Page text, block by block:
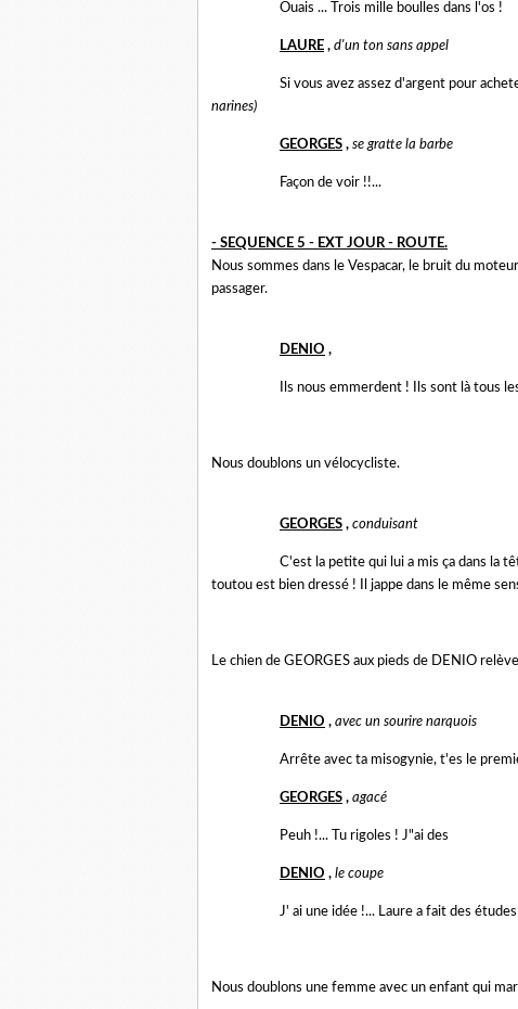
Ouais ... Trois mille boulles dans l'os !
LAURE , d'un ton sans appel
Si vous avez assez d'argent pour
narines)
GEORGES , se gratte la barbe
Façon de voir !!...
- SEQUENCE 5 - EXT JOUR - ROUTE.
Nous sommes dans le Vespacar, le bruit du
passager.
DENIO ,
Ils nous emmerdent ! Ils sont là tous
Nous doublons un vélocycliste.
GEORGES , conduisant
C'est la petite qui lui a mis ça dans la
toutou est bien dressé ! Il jappe dans le même
Le chien de GEORGES aux pieds de DENIO
DENIO , avec un sourire narquois
Arrête avec ta misogynie, t'es le
GEORGES , agacé
Peuh !... Tu rigoles ! J"ai des
DENIO , le coupe
J' ai une idée !... Laure a fait des
Nous doublons une femme avec un enfant qui